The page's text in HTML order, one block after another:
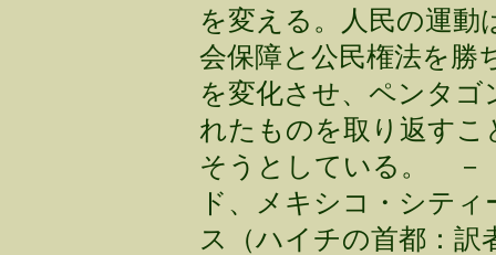
を変える。人民の運動
会保障と公民権法を勝
を変化させ、ペンタゴ
れたものを取り返す
そうとしている。 －
ド、メキシコ・シテ
ス（ハイチの首都：